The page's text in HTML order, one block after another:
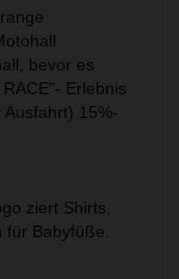
bevor es
Erlebnis
15%-
ziert Shirts,
Babyfüße.